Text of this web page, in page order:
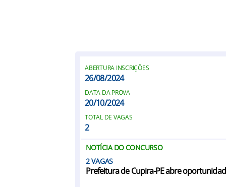
ABERTURA INSCRIÇÕES
26/08/2024
DATA DA PROVA
20/10/2024
TOTAL DE VAGAS
2
NOTÍCIA DO CONCURSO
2
Prefeitura de Cupira-PE abre